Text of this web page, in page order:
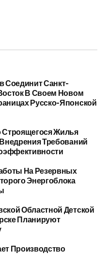
Соединит Санкт-
В Своем Новом
Русско-Японской
Строящегося Жилья
Требований
На Резервных
Энергоблока
Областной Детской
Планируют
Производство